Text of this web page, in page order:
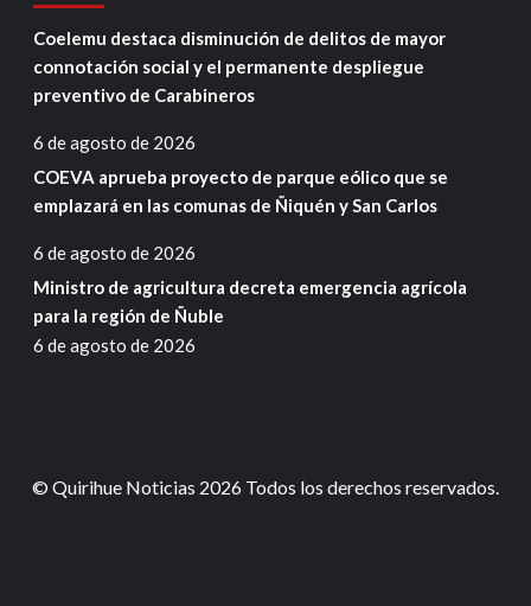
Coelemu destaca disminución de delitos de mayor
connotación social y el permanente despliegue
preventivo de Carabineros
6 de agosto de 2026
COEVA aprueba proyecto de parque eólico que se
emplazará en las comunas de Ñiquén y San Carlos
6 de agosto de 2026
Ministro de agricultura decreta emergencia agrícola
para la región de Ñuble
6 de agosto de 2026